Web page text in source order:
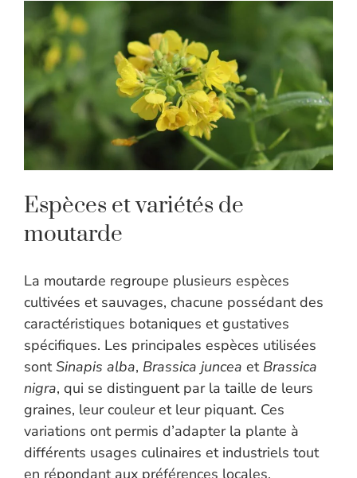
Espèces et variétés de
moutarde
La moutarde regroupe plusieurs espèces
cultivées et sauvages, chacune possédant des
caractéristiques botaniques et gustatives
spécifiques. Les principales espèces utilisées
sontSinapis alba, Brassica juncea et Brassica
nigra, qui se distinguent par la taille de leurs
graines, leur couleur et leur piquant. Ces
variations ont permis d’adapter la plante à
différents usages culinaires et industriels tout
en répondant aux préférences locales.